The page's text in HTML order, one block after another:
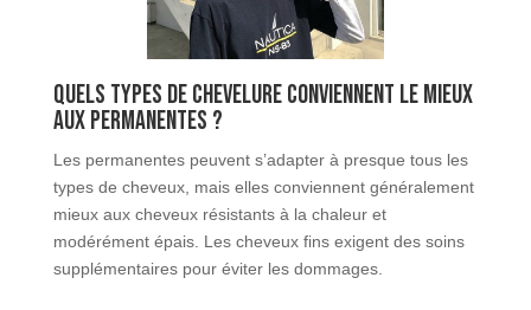
Quels types de chevelure conviennent le mieux
aux permanentes ?
Les permanentes peuvent s’adapter à presque tous les
types de cheveux, mais elles conviennent généralement
mieux aux cheveux résistants à la chaleur et
modérément épais. Les cheveux fins exigent des soins
supplémentaires pour éviter les dommages.